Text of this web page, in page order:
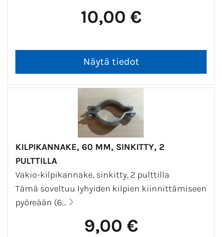
10,00 €
KILPIKANNAKE, 60 MM, SINKITTY, 2
PULTTILLA
Vakio-kilpikannake, sinkitty, 2 pulttilla
Tämä soveltuu lyhyiden kilpien kiinnittämiseen
pyöreään (6...
9,00 €